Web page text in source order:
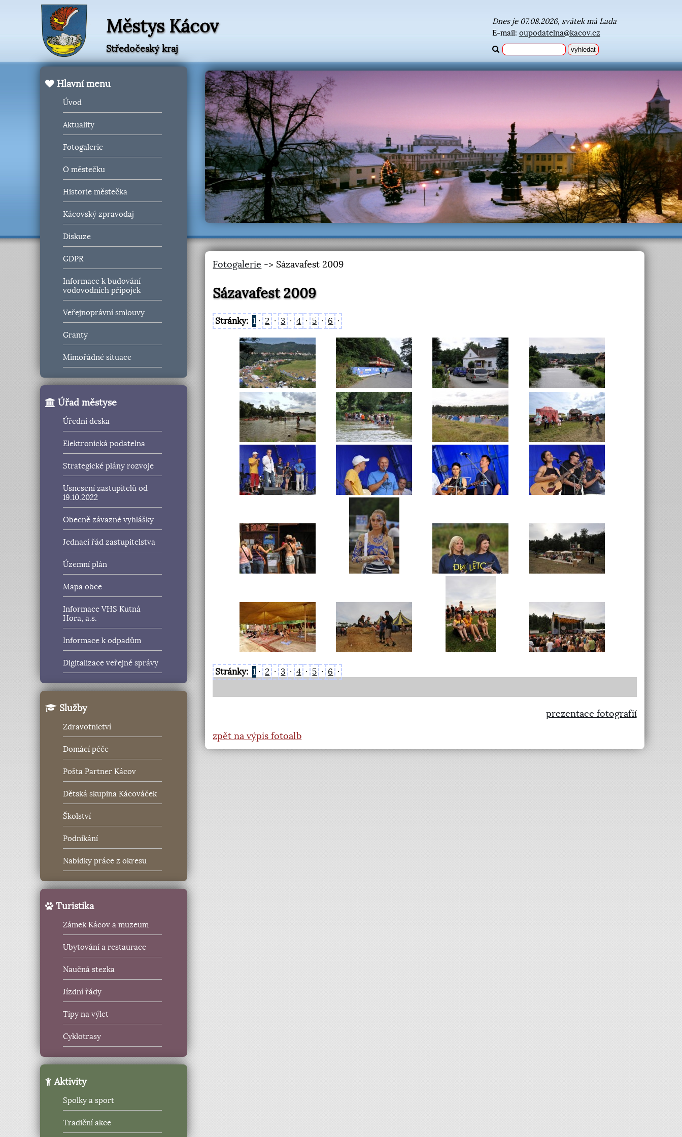
Městys Kácov
Středočeský kraj
Dnes je 07.08.2026, svátek má Lada
E-mail: oupodatelna@kacov.cz
Hlavní menu
Úvod
Aktuality
Fotogalerie
O městečku
Historie městečka
Kácovský zpravodaj
Diskuze
GDPR
Informace k budování
vodovodních přípojek
Veřejnoprávní smlouvy
Granty
Mimořádné situace
Úřad městyse
Úřední deska
Elektronická podatelna
Strategické plány rozvoje
Usnesení zastupitelů od
19.10.2022
Obecně závazné vyhlášky
Jednací řád zastupitelstva
Územní plán
Mapa obce
Informace VHS Kutná
Hora, a.s.
Informace k odpadům
Digitalizace veřejné správy
Služby
Zdravotnictví
Domácí péče
Pošta Partner Kácov
Dětská skupina Kácováček
Školství
Podnikání
Nabídky práce z okresu
Turistika
Zámek Kácov a muzeum
Ubytování a restaurace
Naučná stezka
Jízdní řády
Tipy na výlet
Cyklotrasy
Aktivity
Spolky a sport
Tradiční akce
Fotogalerie -> Sázavafest 2009
Sázavafest 2009
Stránky: 1 · 2 · 3 · 4 · 5 · 6 ·
Stránky: 1 · 2 · 3 · 4 · 5 · 6 ·
prezentace fotografií
zpět na výpis fotoalb